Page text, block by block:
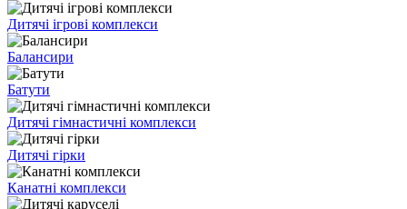
Дитячі ігрові комплекси
Балансири
Батути
Дитячі гімнастичні комплекси
Дитячі гірки
Канатні комплекси